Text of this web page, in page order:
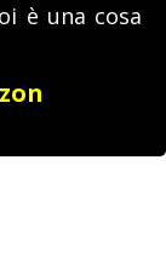
è una cosa